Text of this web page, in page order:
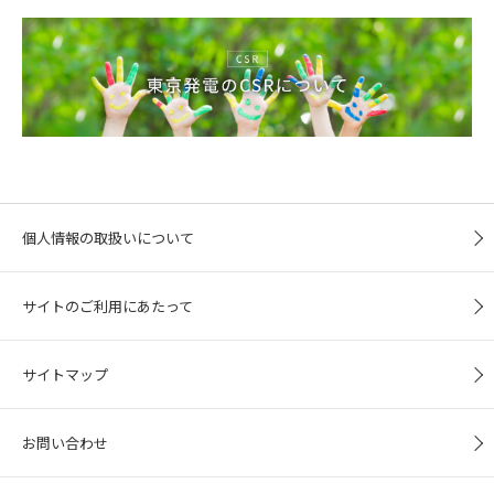
個人情報の取扱いについて
サイトのご利用にあたって
サイトマップ
お問い合わせ